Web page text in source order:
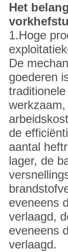
Het
1.Hoge
De
goederen
de
aantal
lager, de
eveneens
verlaagd,
eveneens
verlaagd.